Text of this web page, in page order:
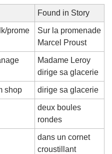
Found in Story
prome
Sur la promenade
Marcel Proust
Madame Leroy
dirige sa glacerie
shop dirige sa glacerie
deux boules
rondes
dans un cornet
croustillant